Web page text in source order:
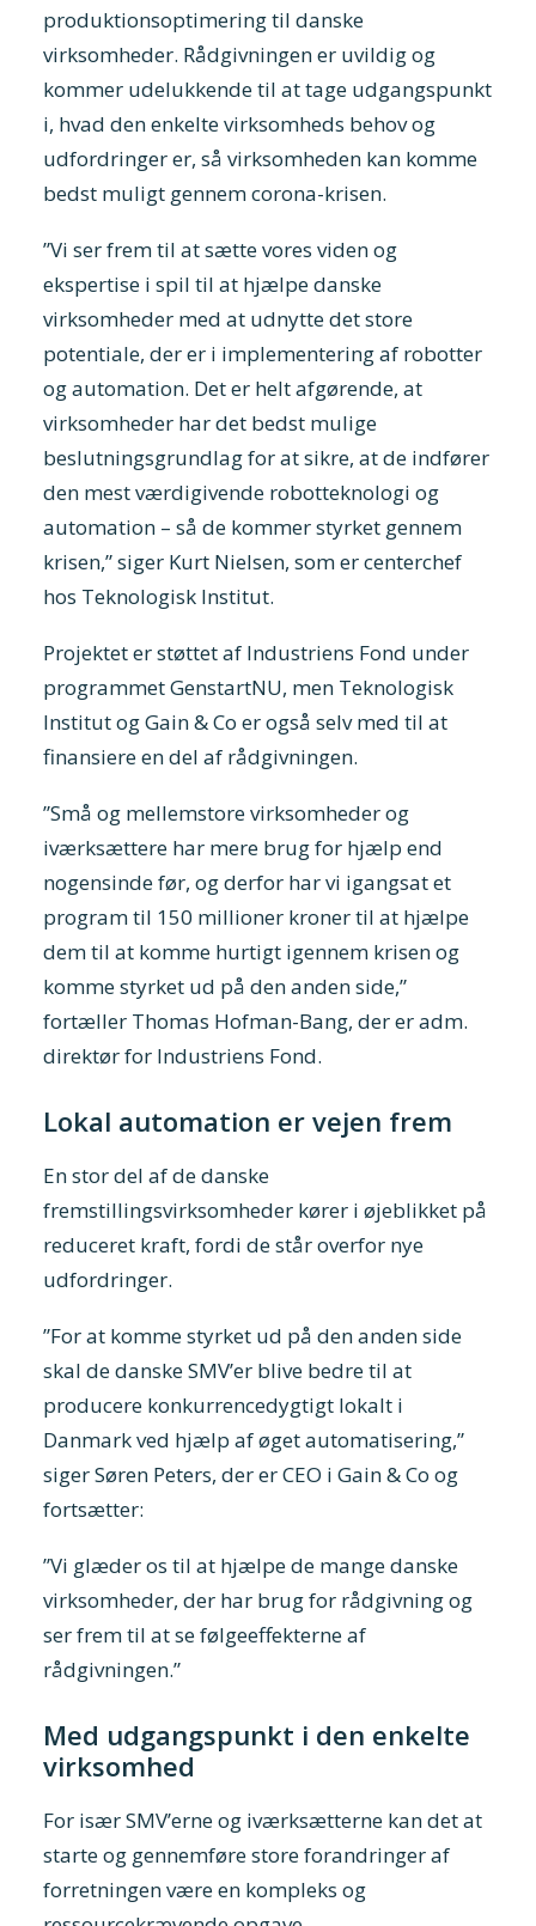
produktionsoptimering til danske
virksomheder. Rådgivningen er uvildig og
kommer udelukkende til at tage udgangspunkt
i, hvad den enkelte virksomheds behov og
udfordringer er, så virksomheden kan komme
bedst muligt gennem corona-krisen.
”Vi ser frem til at sætte vores viden og
ekspertise i spil til at hjælpe danske
virksomheder med at udnytte det store
potentiale, der er i implementering af robotter
og automation. Det er helt afgørende, at
virksomheder har det bedst mulige
beslutningsgrundlag for at sikre, at de indfører
den mest værdigivende robotteknologi og
automation – så de kommer styrket gennem
krisen,” siger Kurt Nielsen, som er centerchef
hos Teknologisk Institut.
Projektet er støttet af Industriens Fond under
programmet GenstartNU, men Teknologisk
Institut og Gain & Co er også selv med til at
finansiere en del af rådgivningen.
”Små og mellemstore virksomheder og
iværksættere har mere brug for hjælp end
nogensinde før, og derfor har vi igangsat et
program til 150 millioner kroner til at hjælpe
dem til at komme hurtigt igennem krisen og
komme styrket ud på den anden side,”
fortæller Thomas Hofman-Bang, der er adm.
direktør for Industriens Fond.
Lokal automation er vejen frem
En stor del af de danske
fremstillingsvirksomheder kører i øjeblikket på
reduceret kraft, fordi de står overfor nye
udfordringer.
”For at komme styrket ud på den anden side
skal de danske SMV’er blive bedre til at
producere konkurrencedygtigt lokalt i
Danmark ved hjælp af øget automatisering,”
siger Søren Peters, der er CEO i Gain & Co og
fortsætter:
”Vi glæder os til at hjælpe de mange danske
virksomheder, der har brug for rådgivning og
ser frem til at se følgeeffekterne af
rådgivningen.”
Med udgangspunkt i den enkelte
virksomhed
For især SMV’erne og iværksætterne kan det at
starte og gennemføre store forandringer af
forretningen være en kompleks og